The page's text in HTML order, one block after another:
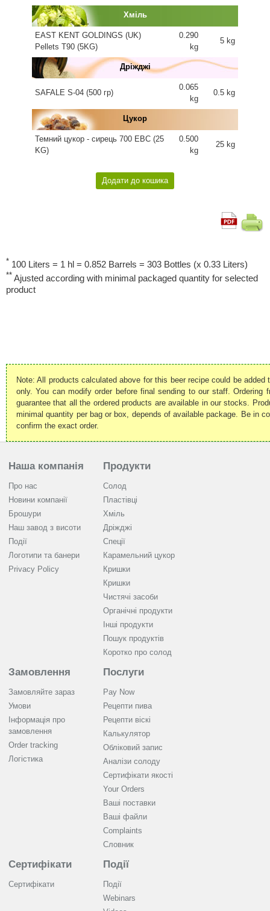
Хміль
EAST KENT GOLDINGS (UK)
Pellets T90 (5KG)
0.290
kg
5 kg
Дріжджі
SAFALE S-04 (500 гр)
0.065
kg
0.5 kg
Цукор
Темний цукор - сирець 700 EBC (25
KG)
0.500
kg
25 kg
* 100 Liters = 1 hl = 0.852 Barrels = 303 Bottles (x 0.33 Liters)
** Ajusted according with minimal packaged quantity for selected
product
Note: All products calculated above for this beer recipe could be
only. You can modify order before final sending to our staff. Ordering
guarantee that all the ordered products are available in our stocks.
minimal quantity per bag or box, depends of available package. Be in
confirm the exact order.
Наша компанія
Про нас
Новини компанії
Брошури
Наш завод з висоти
Події
Логотипи та банери
Privacy Policy
Продукти
Солод
Пластівці
Хміль
Дріжджі
Спеції
Карамельний цукор
Кришки
Кришки
Чистячі засоби
Органічні продукти
Інші продукти
Пошук продуктів
Коротко про солод
Замовлення
Замовляйте зараз
Умови
Інформація про
замовлення
Order tracking
Логістика
Послуги
Pay Now
Рецепти пива
Рецепти віскі
Калькулятор
Обліковий запис
Аналізи солоду
Cертифікати якості
Your Orders
Ваші поставки
Ваші файли
Complaints
Словник
Сертифікати
Сертифікати
Події
Події
Webinars